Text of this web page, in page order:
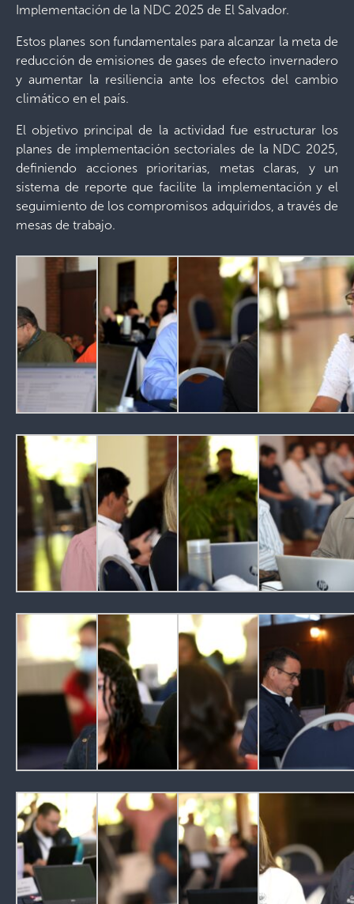
Implementación de la NDC 2025 de El Salvador.
Estos planes son fundamentales para alcanzar la meta de
reducción de emisiones de gases de efecto invernadero
y aumentar la resiliencia ante los efectos del cambio
climático en el país.
El objetivo principal de la actividad fue estructurar los
planes de implementación sectoriales de la NDC 2025,
definiendo acciones prioritarias, metas claras, y un
sistema de reporte que facilite la implementación y el
seguimiento de los compromisos adquiridos, a través de
mesas de trabajo.